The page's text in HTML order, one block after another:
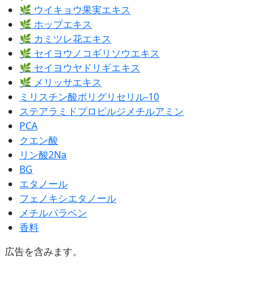
🌿 ウイキョウ果実エキス
🌿 ホップエキス
🌿 カミツレ花エキス
🌿 セイヨウノコギリソウエキス
🌿 セイヨウヤドリギエキス
🌿 メリッサエキス
ミリスチン酸ポリグリセリル-10
ステアラミドプロピルジメチルアミン
PCA
クエン酸
リン酸2Na
BG
エタノール
フェノキシエタノール
メチルパラベン
香料
広告を含みます。